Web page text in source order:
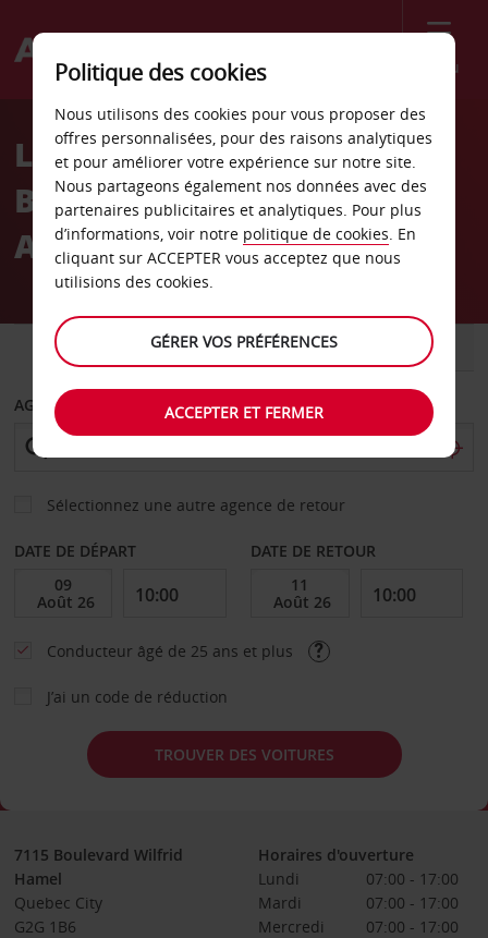
Menu
Welcome
AvisLocation de voiture 7115
Blvd WILFRID-HAMEL près
Aéroport
UTILITAIRE
AGENCE DE DÉPART
Sélectionnez une autre agence de retour
DATE DE DÉPART DATE DE RETOUR
Conducteur âgé de 25 ans et plus
J’ai un code de réduction
TROUVER DES VOITURES
7115 Boulevard Wilfrid
Hamel
Quebec City
G2G 1B6
Horaires d'ouverture
Lundi
07:00 - 17:00
Mardi
07:00 - 17:00
Mercredi
07:00 - 17:00
Politique des cookies
Nous utilisons des cookies pour vous proposer des
offres personnalisées, pour des raisons analytiques
et pour améliorer votre expérience sur notre site.
Nous partageons également nos données avec des
partenaires publicitaires et analytiques. Pour plus
d’informations, voir notre politique de cookies. En
cliquant sur ACCEPTER vous acceptez que nous
utilisions des cookies.
GÉRER VOS PRÉFÉRENCES
ACCEPTER ET FERMER